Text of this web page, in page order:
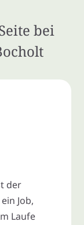
bei
der
Job,
Laufe